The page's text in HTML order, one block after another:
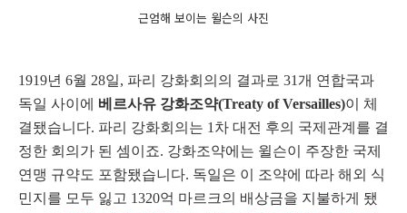
근엄해 보이는 윌슨의 사진
1919년 6월 28일, 파리 강화회의의 결과로 31개 연합국과
독일 사이에 베르사유 강화조약(Treaty of Versailles)이 체
결됐습니다. 파리 강화회의는 1차 대전 후의 국제관계를 결
정한 회의가 된 셈이죠. 강화조약에는 윌슨이 주장한 국제
연맹 규약도 포함됐습니다. 독일은 이 조약에 따라 해외 식
민지를 모두 잃고 1320억 마르크의 배상금을 지불하게 됐